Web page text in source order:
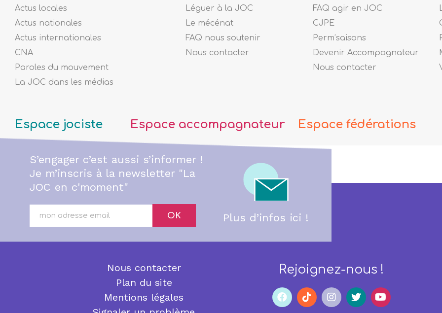
Actus locales
Actus nationales
Actus internationales
CNA
Paroles du mouvement
La JOC dans les médias
Léguer à la JOC
Le mécénat
FAQ nous soutenir
Nous contacter
FAQ agir en JOC
CJPE
Perm’saisons
Devenir Accompagnateur
Nous contacter
Espace jociste Espace accompagnateur Espace fédérations
S’engager c’est aussi s’informer !
Je m’inscris à la newsletter "La
JOC en c'moment"
OK Plus d’infos ici !
Nous contacter
Plan du site
Mentions légales
Rejoignez-nous !